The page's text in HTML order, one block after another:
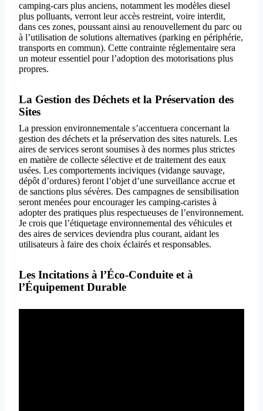
camping-cars plus anciens, notamment les modèles diesel
plus polluants, verront leur accès restreint, voire interdit,
dans ces zones, poussant ainsi au renouvellement du parc ou
à l’utilisation de solutions alternatives (parking en périphérie,
transports en commun). Cette contrainte réglementaire sera
un moteur essentiel pour l’adoption des motorisations plus
propres.
La Gestion des Déchets et la Préservation des
Sites
La pression environnementale s’accentuera concernant la
gestion des déchets et la préservation des sites naturels. Les
aires de services seront soumises à des normes plus strictes
en matière de collecte sélective et de traitement des eaux
usées. Les comportements inciviques (vidange sauvage,
dépôt d’ordures) feront l’objet d’une surveillance accrue et
de sanctions plus sévères. Des campagnes de sensibilisation
seront menées pour encourager les camping-caristes à
adopter des pratiques plus respectueuses de l’environnement.
Je crois que l’étiquetage environnemental des véhicules et
des aires de services deviendra plus courant, aidant les
utilisateurs à faire des choix éclairés et responsables.
Les Incitations à l’Éco-Conduite et à
l’Équipement Durable